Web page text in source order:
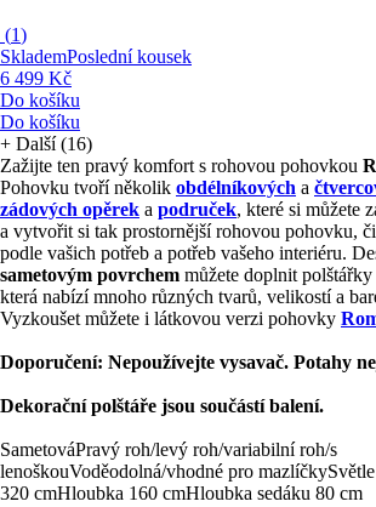
(1)
SklademPoslední kousek
6 499 Kč
Do košíku
Do košíku
+ Další (16)
Zažijte ten pravý komfort s rohovou pohovkou
Pohovku tvoří několik obdélníkových a
zádových opěrek a područek, které si můžete
a vytvořit si tak prostornější rohovou pohovku,
podle vašich potřeb a potřeb vašeho interiéru.
sametovým povrchem můžete doplnit
která nabízí mnoho různých tvarů, velikostí a
Vyzkoušet můžete i látkovou verzi pohovky
Doporučení: Nepoužívejte vysavač. Potahy
Dekorační polštáře jsou součástí balení.
SametováPravý roh/levý roh/variabilní roh/s
lenoškouVoděodolná/vhodné pro mazlíčky
320 cmHloubka 160 cmHloubka sedáku 80 cm